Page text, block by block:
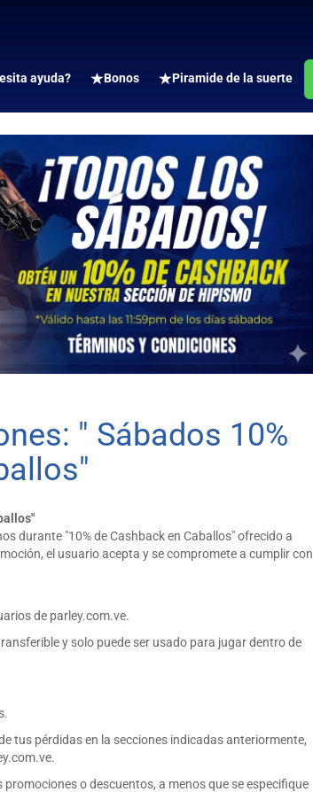
ayuda? Bonos Piramide de la suerte
" Sábados 10%
durante "10% de Cashback en Caballos" ofrecido a
el usuario acepta y se compromete a cumplir con
de parley.com.ve.
y solo puede ser usado para jugar dentro de
tus pérdidas en la secciones indicadas anteriormente,
o descuentos, a menos que se especifique